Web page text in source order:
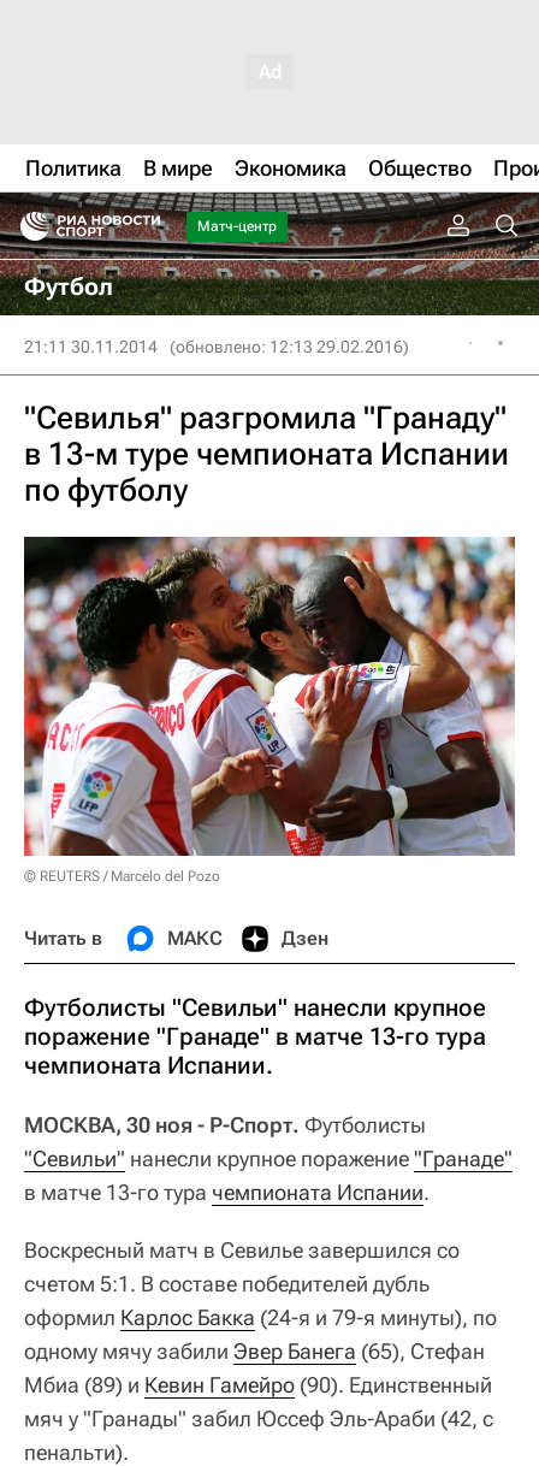
Политика В мире Экономика Общество
Матч-центр
Футбол
21:11 30.11.2014 (обновлено: 12:13 29.02.2016)
"Севилья" разгромила "Гранаду"
в 13-м туре чемпионата Испании
по футболу
© REUTERS / Marcelo del Pozo
Читать в МАКС Дзен
Футболисты "Севильи" нанесли крупное
поражение "Гранаде" в матче 13-го тура
чемпионата Испании.
МОСКВА, 30 ноя - Р-Спорт. Футболисты
"Севильи" нанесли крупное поражение"Гранаде"
в матче 13-го тура чемпионата Испании.
Воскресный матч в Севилье завершился со
счетом 5:1. В составе победителей дубль
оформил Карлос Бакка (24-я и 79-я минуты), по
одному мячу забили Эвер Банега (65), Стефан
Мбиа (89) и Кевин Гамейро (90). Единственный
мяч у "Гранады" забил Юссеф Эль-Араби (42, с
пенальти).